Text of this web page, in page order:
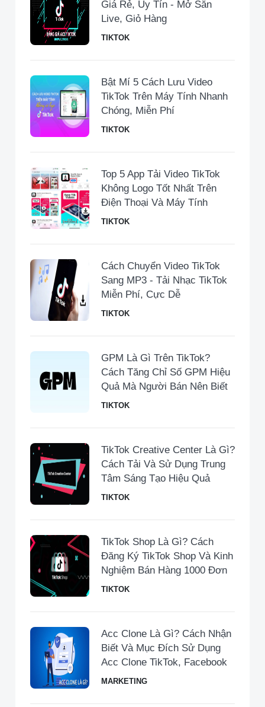
Giá Rẻ, Uy Tín - Mở Sẵn
Live, Giỏ Hàng
TIKTOK
Bật Mí 5 Cách Lưu Video
TikTok Trên Máy Tính Nhanh
Chóng, Miễn Phí
TIKTOK
Top 5 App Tải Video TikTok
Không Logo Tốt Nhất Trên
Điện Thoại Và Máy Tính
TIKTOK
Cách Chuyển Video TikTok
Sang MP3 - Tải Nhạc TikTok
Miễn Phí, Cực Dễ
TIKTOK
GPM Là Gì Trên TikTok?
Cách Tăng Chỉ Số GPM Hiệu
Quả Mà Người Bán Nên Biết
TIKTOK
TikTok Creative Center Là Gì?
Cách Tải Và Sử Dụng Trung
Tâm Sáng Tạo Hiệu Quả
TIKTOK
TikTok Shop Là Gì? Cách
Đăng Ký TikTok Shop Và Kinh
Nghiệm Bán Hàng 1000 Đơn
TIKTOK
Acc Clone Là Gì? Cách Nhận
Biết Và Mục Đích Sử Dụng
Acc Clone TikTok, Facebook
MARKETING